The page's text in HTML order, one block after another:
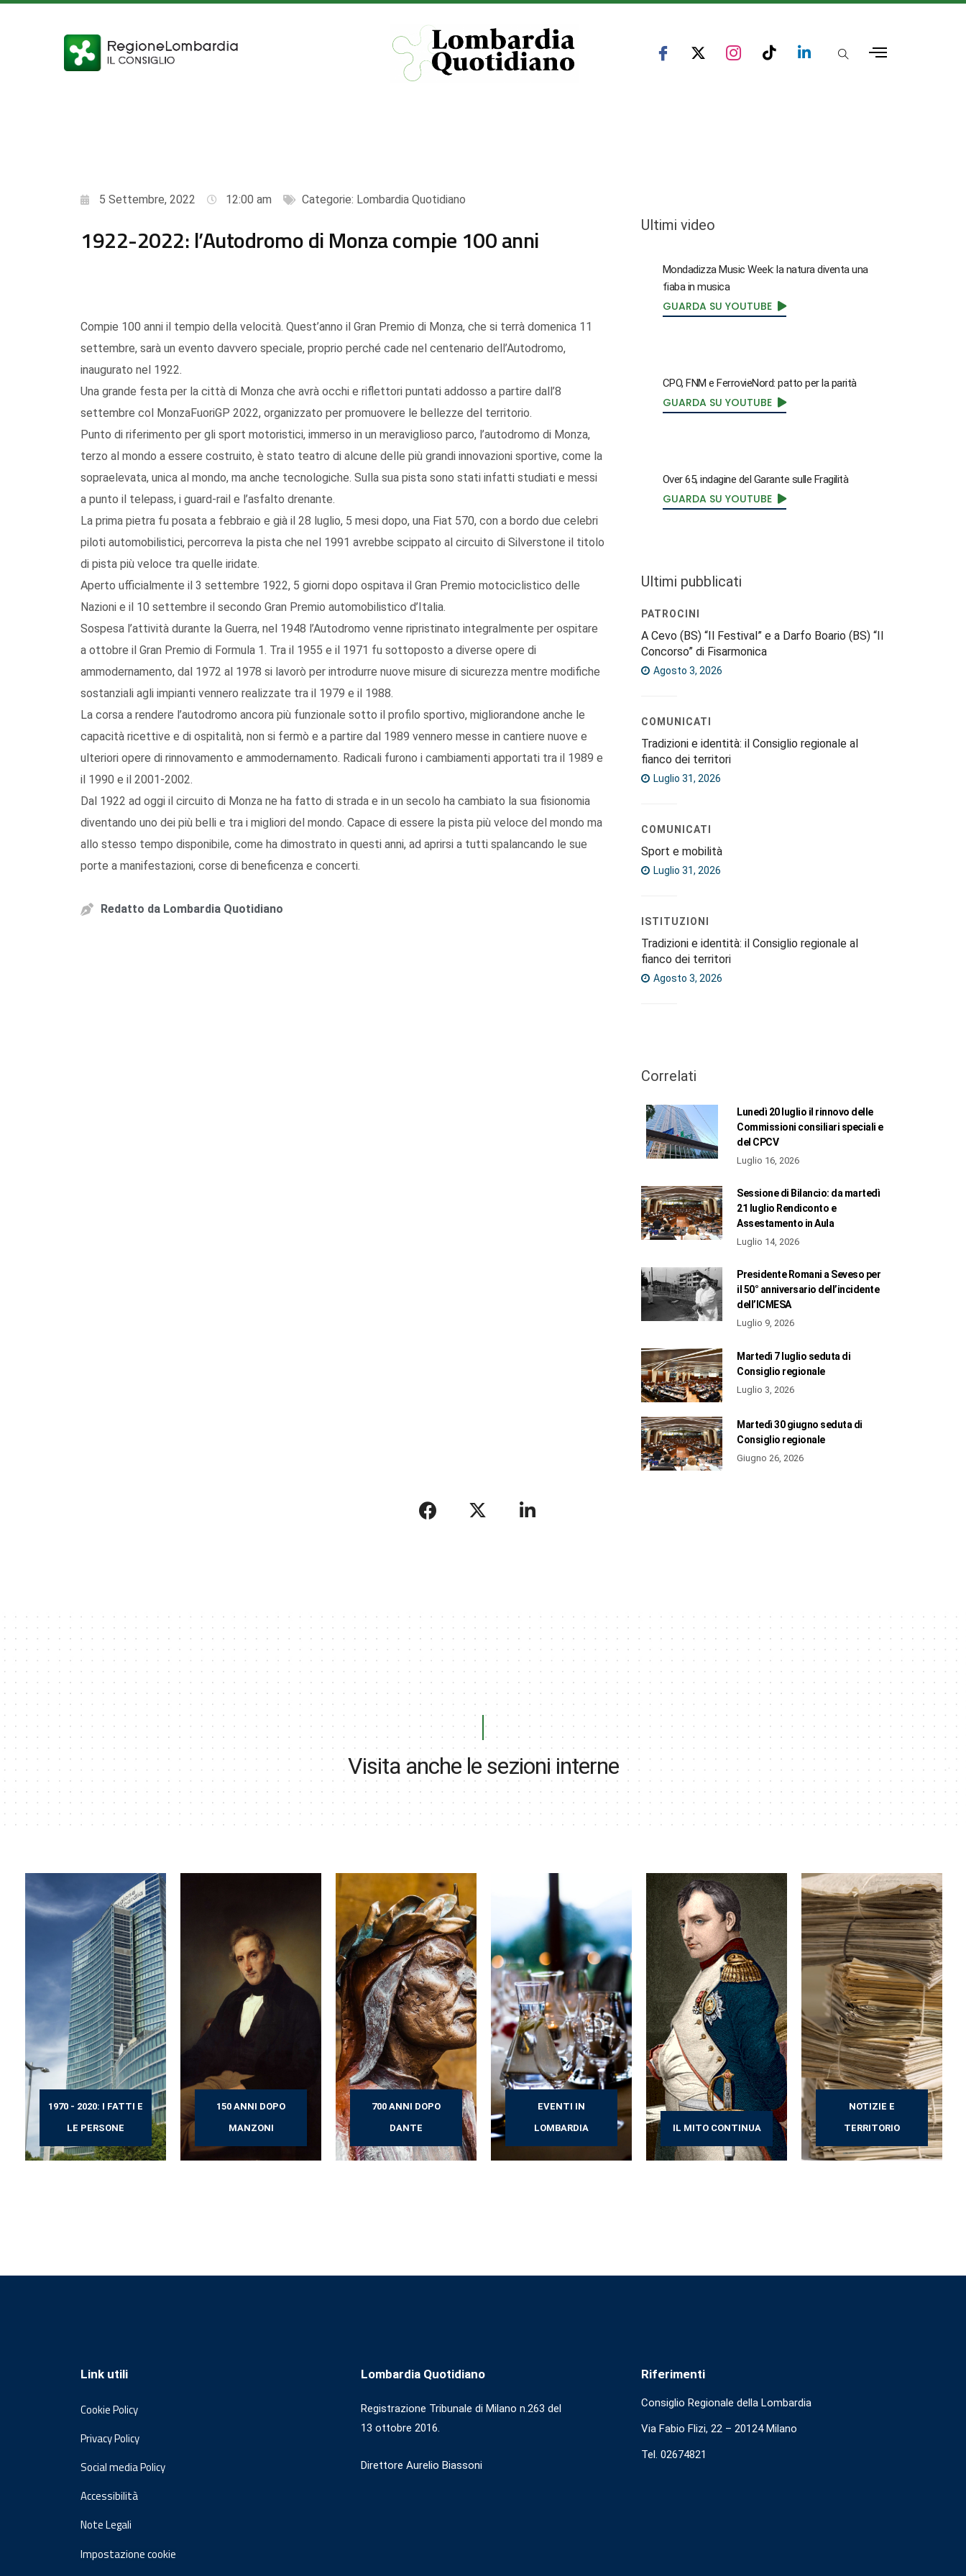
5 Settembre, 2022 12:00 am Categorie: Lombardia Quotidiano
1922-2022: l’Autodromo di Monza compie 100 anni
Compie 100 anni il tempio della velocità. Quest’anno il Gran Premio di Monza, che si terrà domenica 11
settembre, sarà un evento davvero speciale, proprio perché cade nel centenario dell’Autodromo,
inaugurato nel 1922.
Una grande festa per la città di Monza che avrà occhi e riflettori puntati addosso a partire dall’8
settembre col MonzaFuoriGP 2022, organizzato per promuovere le bellezze del territorio.
Punto di riferimento per gli sport motoristici, immerso in un meraviglioso parco, l’autodromo di Monza,
terzo al mondo a essere costruito, è stato teatro di alcune delle più grandi innovazioni sportive, come la
sopraelevata, unica al mondo, ma anche tecnologiche. Sulla sua pista sono stati infatti studiati e messi
a punto il telepass, i guard-rail e l’asfalto drenante.
La prima pietra fu posata a febbraio e già il 28 luglio, 5 mesi dopo, una Fiat 570, con a bordo due celebri
piloti automobilistici, percorreva la pista che nel 1991 avrebbe scippato al circuito di Silverstone il titolo
di pista più veloce tra quelle iridate.
Aperto ufficialmente il 3 settembre 1922, 5 giorni dopo ospitava il Gran Premio motociclistico delle
Nazioni e il 10 settembre il secondo Gran Premio automobilistico d’Italia.
Sospesa l’attività durante la Guerra, nel 1948 l’Autodromo venne ripristinato integralmente per ospitare
a ottobre il Gran Premio di Formula 1. Tra il 1955 e il 1971 fu sottoposto a diverse opere di
ammodernamento, dal 1972 al 1978 si lavorò per introdurre nuove misure di sicurezza mentre modifiche
sostanziali agli impianti vennero realizzate tra il 1979 e il 1988.
La corsa a rendere l’autodromo ancora più funzionale sotto il profilo sportivo, migliorandone anche le
capacità ricettive e di ospitalità, non si fermò e a partire dal 1989 vennero messe in cantiere nuove e
ulteriori opere di rinnovamento e ammodernamento. Radicali furono i cambiamenti apportati tra il 1989 e
il 1990 e il 2001-2002.
Dal 1922 ad oggi il circuito di Monza ne ha fatto di strada e in un secolo ha cambiato la sua fisionomia
diventando uno dei più belli e tra i migliori del mondo. Capace di essere la pista più veloce del mondo ma
allo stesso tempo disponibile, come ha dimostrato in questi anni, ad aprirsi a tutti spalancando le sue
porte a manifestazioni, corse di beneficenza e concerti.
Redatto da Lombardia Quotidiano
Ultimi video
Mondadizza Music Week: la natura diventa una
fiaba in musica
GUARDA SU YOUTUBE
CPO, FNM e FerrovieNord: patto per la parità
GUARDA SU YOUTUBE
Over 65, indagine del Garante sulle Fragilità
GUARDA SU YOUTUBE
Ultimi pubblicati
PATROCINI
A Cevo (BS) “Il Festival” e a Darfo Boario (BS) “Il
Concorso” di Fisarmonica
Agosto 3, 2026
COMUNICATI
Tradizioni e identità: il Consiglio regionale al
fianco dei territori
Luglio 31, 2026
COMUNICATI
Sport e mobilità
Luglio 31, 2026
ISTITUZIONI
Tradizioni e identità: il Consiglio regionale al
fianco dei territori
Agosto 3, 2026
Correlati
Lunedì 20 luglio il rinnovo delle
Commissioni consiliari speciali e
del CPCV
Luglio 16, 2026
Sessione di Bilancio: da martedì
21 luglio Rendiconto e
Assestamento in Aula
Luglio 14, 2026
Presidente Romani a Seveso per
il 50° anniversario dell’incidente
dell’ICMESA
Luglio 9, 2026
Martedì 7 luglio seduta di
Consiglio regionale
Luglio 3, 2026
Martedì 30 giugno seduta di
Consiglio regionale
Giugno 26, 2026
Visita anche le sezioni interne
1970 - 2020: I FATTI E
LE PERSONE
150 ANNI DOPO
MANZONI
700 ANNI DOPO
DANTE
EVENTI IN
LOMBARDIA
IL MITO CONTINUA
NOTIZIE E
TERRITORIO
Link utili
Cookie Policy
Privacy Policy
Social media Policy
Accessibilità
Note Legali
Impostazione cookie
Lombardia Quotidiano
Registrazione Tribunale di Milano n.263 del
13 ottobre 2016.
Direttore Aurelio Biassoni
Riferimenti
Consiglio Regionale della Lombardia
Via Fabio Flizi, 22 – 20124 Milano
Tel. 02674821